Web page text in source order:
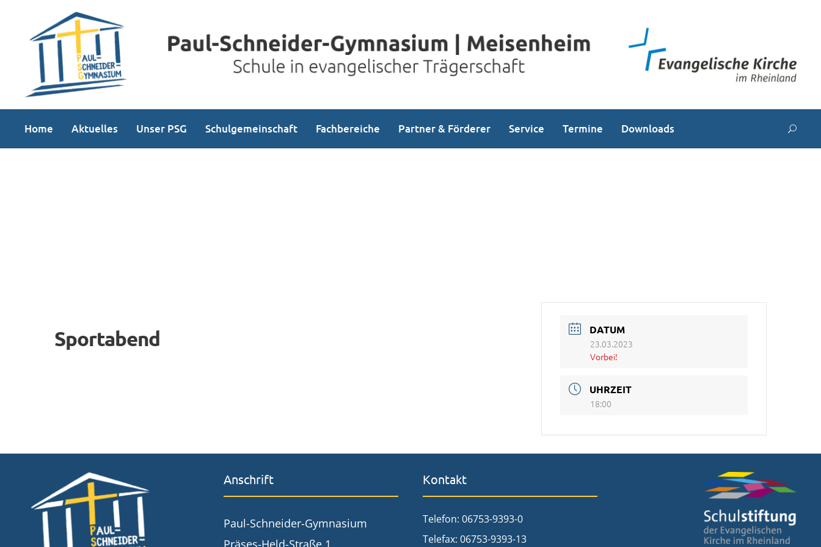
Home Aktuelles Unser PSG Schulgemeinschaft Fachbereiche Partner & Förderer Service Termine Downloads
Sportabend DATUM
23.03.2023
Vorbei!
UHRZEIT
18:00
Anschrift
Paul-Schneider-Gymnasium
Kontakt
Telefon: 06753-9393-0
Telefax: 06753-9393-13